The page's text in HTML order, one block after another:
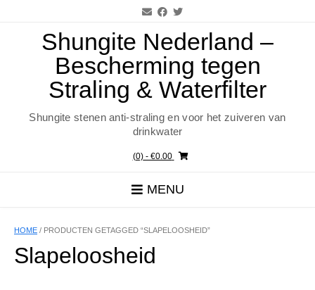
Shungite Nederland –
Bescherming tegen
Straling & Waterfilter
Shungite stenen anti-straling en voor het zuiveren van
drinkwater
(0)- €0.00
MENU
HOME / PRODUCTEN GETAGGED “SLAPELOOSHEID”
Slapeloosheid